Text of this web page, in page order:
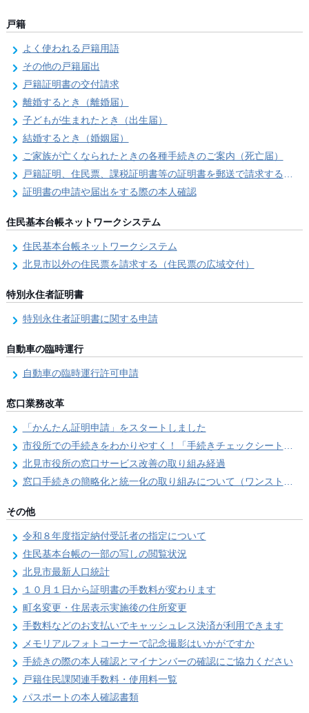
戸籍
よく使われる戸籍用語
その他の戸籍届出
戸籍証明書の交付請求
離婚するとき（離婚届）
子どもが生まれたとき（出生届）
結婚するとき（婚姻届）
ご家族が亡くなられたときの各種手続きのご案内（死亡届）
戸籍証明、住民票、課税証明書等の証明書を郵送で請求する際の本人確認
証明書の申請や届出をする際の本人確認
住民基本台帳ネットワークシステム
住民基本台帳ネットワークシステム
北見市以外の住民票を請求する（住民票の広域交付）
特別永住者証明書
特別永住者証明書に関する申請
自動車の臨時運行
自動車の臨時運行許可申請
窓口業務改革
「かんたん証明申請」をスタートしました
市役所での手続きをわかりやすく！「手続きチェックシート」を導入しました
北見市役所の窓口サービス改善の取り組み経過
窓口手続きの簡略化と統一化の取り組みについて（ワンストップサービス推進事業）
その他
令和８年度指定納付受託者の指定について
住民基本台帳の一部の写しの閲覧状況
北見市最新人口統計
１０月１日から証明書の手数料が変わります
町名変更・住居表示実施後の住所変更
手数料などのお支払いでキャッシュレス決済が利用できます
メモリアルフォトコーナーで記念撮影はいかがですか
手続きの際の本人確認とマイナンバーの確認にご協力ください
戸籍住民課関連手数料・使用料一覧
パスポートの本人確認書類